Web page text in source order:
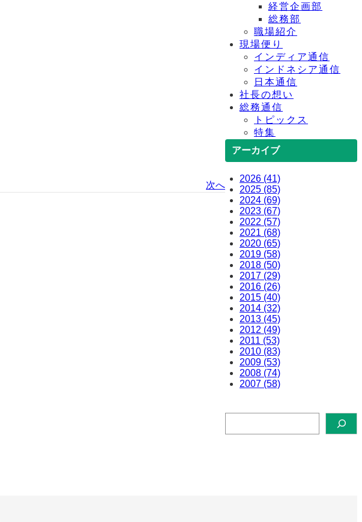
次へ
経営企画部
総務部
職場紹介
現場便り
インディア通信
インドネシア通信
日本通信
社長の想い
総務通信
トピックス
特集
アーカイブ
2026 (41)
2025 (85)
2024 (69)
2023 (67)
2022 (57)
2021 (68)
2020 (65)
2019 (58)
2018 (50)
2017 (29)
2016 (26)
2015 (40)
2014 (32)
2013 (45)
2012 (49)
2011 (53)
2010 (83)
2009 (53)
2008 (74)
2007 (58)